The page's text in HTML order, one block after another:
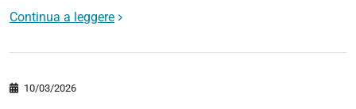
Continua a leggere
10/03/2026